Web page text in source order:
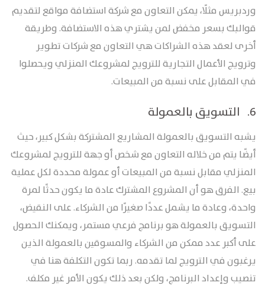
وردبريس مثلًا، يمكن التعاون مع شركة استضافة مواقع لتقديم
قوالبك بسعر مخفض لمن يشتري هذه الاستضافة. وطريقة
أخرى لعقد هذه الشراكات هي التعاون مع شركات تطوير
وترويج الأعمال التجارية للترويج لمشروعك المنزلي ويحصلوا
في المقابل على نسبة من المبيعات.
6. التسويق بالعمولة
يشبه التسويق بالعمولة المشاريع المشتركة بشكل كبير، حيث
أيضًا يتم من خلاله التعاون مع شخص أو جهة للترويج لمشروعك
المنزلي مقابل نسبة من المبيعات أو عمولة محددة لكل عملية
بيع. الفرق هو أن المشروع المشترك عادة ما يكون حدثًا لمرة
واحدة، وعادة ما يشمل عددًا صغيرًا من الشركاء. على النقيض،
التسويق بالعمولة هو برنامج فرعي مستمر، ويمكنك الحصول
على أكبر عدد ممكن من الشركاء والمسوقين بالعمولة الذين
يرغبون في الترويج لما تقدمه. ربما تكون التكلفة هنا في
تنصيب وإعداد البرنامج، ولكن بعد ذلك يكون الأمر غير مكلف.